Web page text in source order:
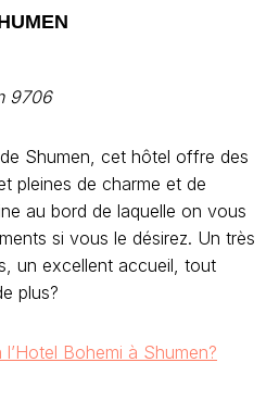
9706
Shumen, cet hôtel offre des
pleines de charme et de
au bord de laquelle on vous
si vous le désirez. Un très
un excellent accueil, tout
plus?
Bohemi à Shumen?